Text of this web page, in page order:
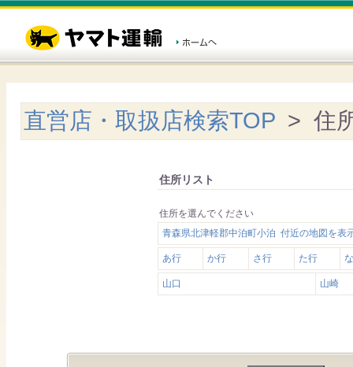
直営店・取扱店検索TOP > 住
住所リスト
住所を選んでください
青森県北津軽郡中泊町小泊 付近の地図を表
あ行 か行 さ行 た行
山口 山崎